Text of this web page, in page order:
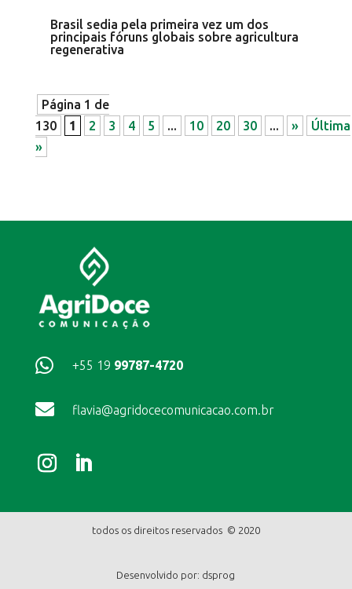
Brasil sedia pela primeira vez um dos
principais fóruns globais sobre agricultura
regenerativa
Página 1 de
130
1 2 3 4 5 ... 10 20 30 ... »
Última
»
 +55 19 99787-4720
 flavia@agridocecomunicacao.com.br
todos os direitos reservados © 2020
Desenvolvido por: dsprog